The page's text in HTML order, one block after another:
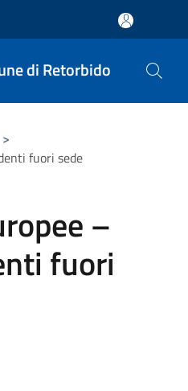
di Retorbido
>
fuori sede
–
fuori